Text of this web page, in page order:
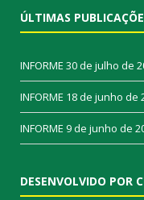
ÚLTIMAS
INFORME 30 de julho de
INFORME 18 de junho de
INFORME 9 de junho de
DESENVOLVIDO POR